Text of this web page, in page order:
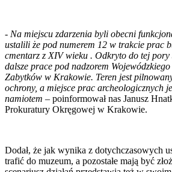
- Na miejscu zdarzenia byli obecni
ustalili że pod numerem 12 w trakcie prac
cmentarz z XIV wieku . Odkryto do tej
dalsze prace pod nadzorem
Zabytków w Krakowie. Teren jest
ochrony, a miejsce prac archeologicznych
namiotem – poinformował nas Janusz
Prokuratury Okręgowej w Krakowie.
Dodał, że jak wynika z dotychczasowych
trafić do muzeum, a pozostałe mają być